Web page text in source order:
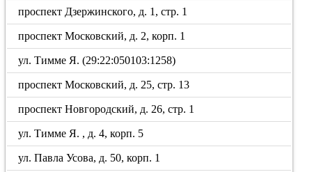
проспект Дзержинского, д. 1, стр. 1
проспект Московский, д. 2, корп. 1
ул. Тимме Я. (29:22:050103:1258)
проспект Московский, д. 25, стр. 13
проспект Новгородский, д. 26, стр. 1
ул. Тимме Я. , д. 4, корп. 5
ул. Павла Усова, д. 50, корп. 1